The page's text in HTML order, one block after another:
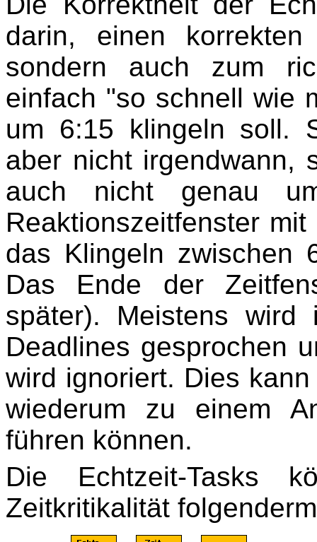
darin, einen
sondern auch zum
einfach "so schnell wie
um 6:15 klingeln soll.
aber nicht irgendwann,
auch nicht genau
Reaktionszeitfenster
das Klingeln zwischen
Das Ende der
später). Meistens
Deadlines gesprochen
wird ignoriert. Dies
wiederum zu einem
führen können.
Die Echtzeit-Tasks
Zeitkritikalität